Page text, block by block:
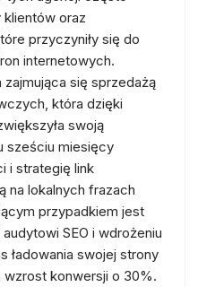
oraz
przyczyniły się do
internetowych.
się sprzedażą
która dzięki
swoją
sześciu miesięcy
i strategię link
na lokalnych frazach
przypadkiem jest
SEO i wdrożeniu
ładowania swojej strony
wzrost konwersji o 30%.